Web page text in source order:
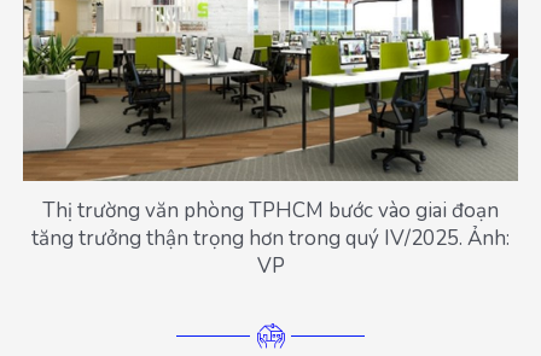
Thị trường văn phòng TPHCM bước vào giai đoạn
tăng trưởng thận trọng hơn trong quý IV/2025. Ảnh:
VP